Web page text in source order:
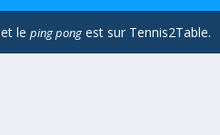
et leping pong est sur Tennis2Table.